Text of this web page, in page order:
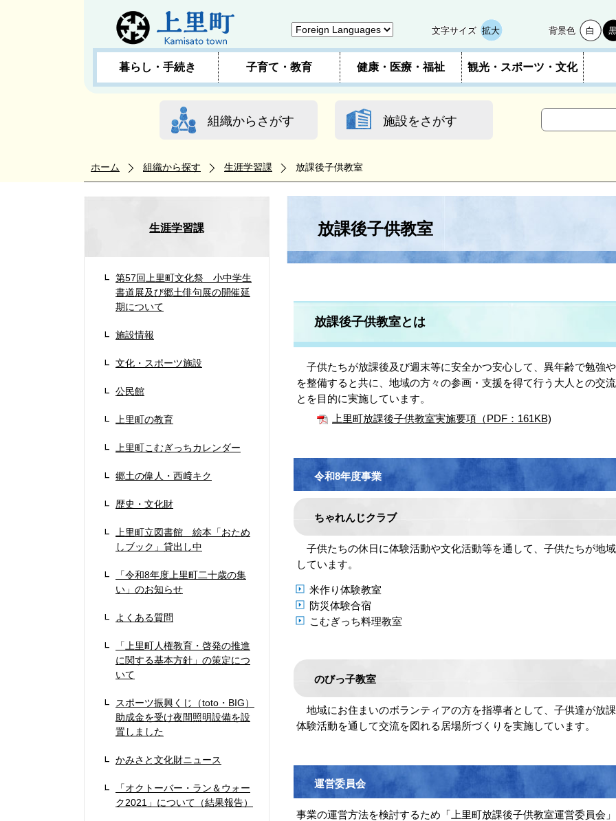
文字サイズ 拡大 背景色 白
暮らし・手続き 子育て・教育 健康・医療・福祉 観光・スポーツ・文化
組織からさがす 施設をさがす
ホーム 組織から探す 生涯学習課 放課後子供教室
生涯学習課
第57回上里町文化祭 小中学生
書道展及び郷土俳句展の開催延
期について
施設情報
文化・スポーツ施設
公民館
上里町の教育
上里町こむぎっちカレンダー
郷土の偉人・西﨑キク
歴史・文化財
上里町立図書館 絵本「おため
しブック」貸出し中
「令和8年度上里町二十歳の集
い」のお知らせ
よくある質問
「上里町人権教育・啓発の推進
に関する基本方針」の策定につ
いて
スポーツ振興くじ（toto・BIG）
助成金を受け夜間照明設備を設
置しました
かみさと文化財ニュース
「オクトーバー・ラン＆ウォー
ク2021」について（結果報告）
放課後子供教室
放課後子供教室とは
子供たちが放課後及び週末等に安全かつ安心して、異年齢で勉強
を整備すると共に、地域の方々の参画・支援を得て行う大人との交
とを目的に実施しています。
上里町放課後子供教室実施要項（PDF：161KB)
令和8年度事業
ちゃれんじクラブ
子供たちの休日に体験活動や文化活動等を通して、子供たちが地
しています。
米作り体験教室
防災体験合宿
こむぎっち料理教室
のびっ子教室
地域にお住まいのボランティアの方を指導者として、子供達が放
体験活動を通して交流を図れる居場所づくりを実施しています。
運営委員会
事業の運営方法を検討するため「上里町放課後子供教室運営委員会